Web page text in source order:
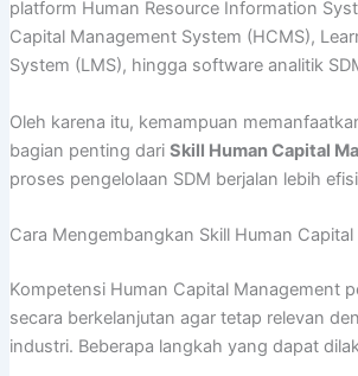
platform Human Resource Information
Capital Management System (HCMS),
System (LMS), hingga software analitik
Oleh karena itu, kemampuan
bagian penting dari Skill Human Capital
proses pengelolaan SDM berjalan lebih
Cara Mengembangkan Skill Human
Kompetensi Human Capital Management
secara berkelanjutan agar tetap relevan
industri. Beberapa langkah yang dapat